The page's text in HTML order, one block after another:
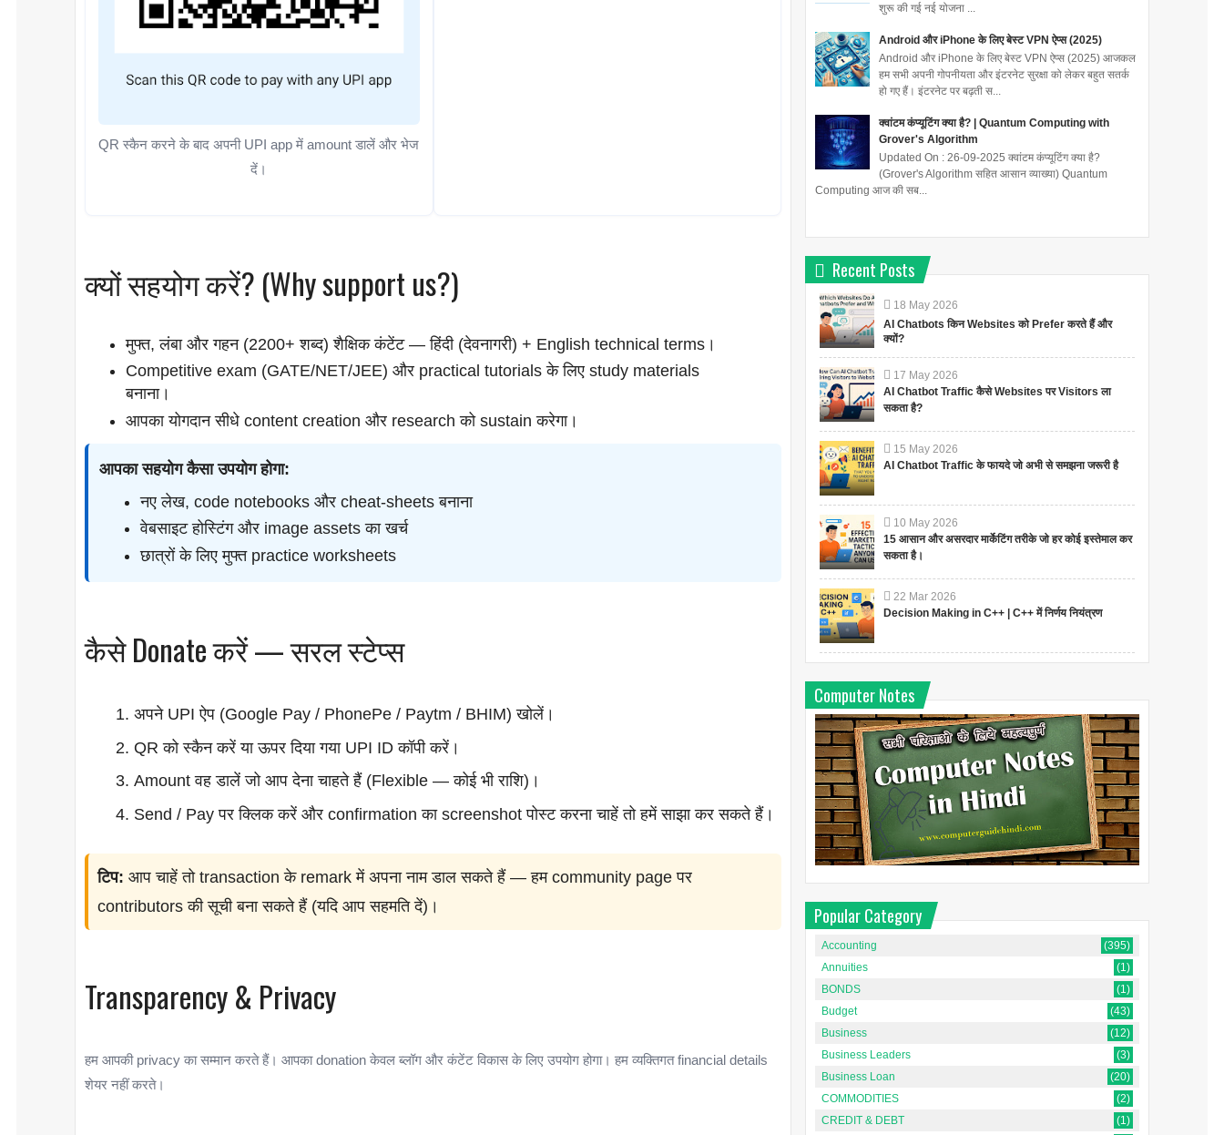
QR स्कैन करने के बाद अपनी UPI app में amount डालें और भेज
दें।
क्यों सहयोग करें? (Why support us?)
मुफ्त, लंबा और गहन (2200+ शब्द) शैक्षिक कंटेंट — हिंदी (देवनागरी) + English technical terms।
Competitive exam (GATE/NET/JEE) और practical tutorials के लिए study materials
बनाना।
आपका योगदान सीधे content creation और research को sustain करेगा।
आपका सहयोग कैसा उपयोग होगा:
नए लेख, code notebooks और cheat-sheets बनाना
वेबसाइट होस्टिंग और image assets का खर्च
छात्रों के लिए मुफ्त practice worksheets
कैसे Donate करें — सरल स्टेप्स
अपने UPI ऐप (Google Pay / PhonePe / Paytm / BHIM) खोलें।
QR को स्कैन करें या ऊपर दिया गया UPI ID कॉपी करें।
Amount वह डालें जो आप देना चाहते हैं (Flexible — कोई भी राशि)।
Send / Pay पर क्लिक करें और confirmation का screenshot पोस्ट करना चाहें तो हमें साझा कर सकते हैं।
टिप: आप चाहें तो transaction के remark में अपना नाम डाल सकते हैं — हम community page पर
contributors की सूची बना सकते हैं (यदि आप सहमति दें)।
Transparency & Privacy
हम आपकी privacy का सम्मान करते हैं। आपका donation केवल ब्लॉग और कंटेंट विकास के लिए उपयोग होगा। हम व्यक्तिगत financial details
शेयर नहीं करते।
शुरू की गई नई योजना ...
Android और iPhone के लिए बेस्ट VPN ऐप्स (2025)
Android और iPhone के लिए बेस्ट VPN ऐप्स (2025) आजकल
हम सभी अपनी गोपनीयता और इंटरनेट सुरक्षा को लेकर बहुत सतर्क
हो गए हैं। इंटरनेट पर बढ़ती स...
क्वांटम कंप्यूटिंग क्या है? | Quantum Computing with
Grover's Algorithm
Updated On : 26-09-2025 क्वांटम कंप्यूटिंग क्या है?
(Grover's Algorithm सहित आसान व्याख्या) Quantum
Computing आज की सब...
Recent Posts
18 May 2026
AI Chatbots किन Websites को Prefer करते हैं और
क्यों?
17 May 2026
AI Chatbot Traffic कैसे Websites पर Visitors ला
सकता है?
15 May 2026
AI Chatbot Traffic के फायदे जो अभी से समझना जरूरी है
10 May 2026
15 आसान और असरदार मार्केटिंग तरीके जो हर कोई इस्तेमाल कर
सकता है।
22 Mar 2026
Decision Making in C++ | C++ में निर्णय नियंत्रण
Computer Notes
Popular Category
Accounting
(395)
Annuities
(1)
BONDS
(1)
Budget
(43)
Business
(12)
Business Leaders
(3)
Business Loan
(20)
COMMODITIES
(2)
CREDIT & DEBT
(1)